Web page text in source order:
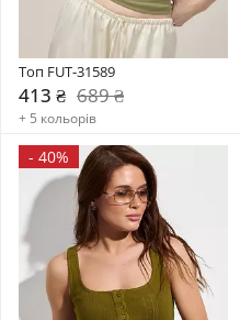
Топ FUT-31589
413 ₴ 689 ₴
+ 5 кольорів
- 40%